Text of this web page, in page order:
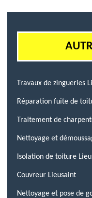
Travaux de zingueries
Réparation fuite de
Traitement de
Nettoyage et
Isolation de toiture
Couvreur Lieusaint
Nettoyage et pose de